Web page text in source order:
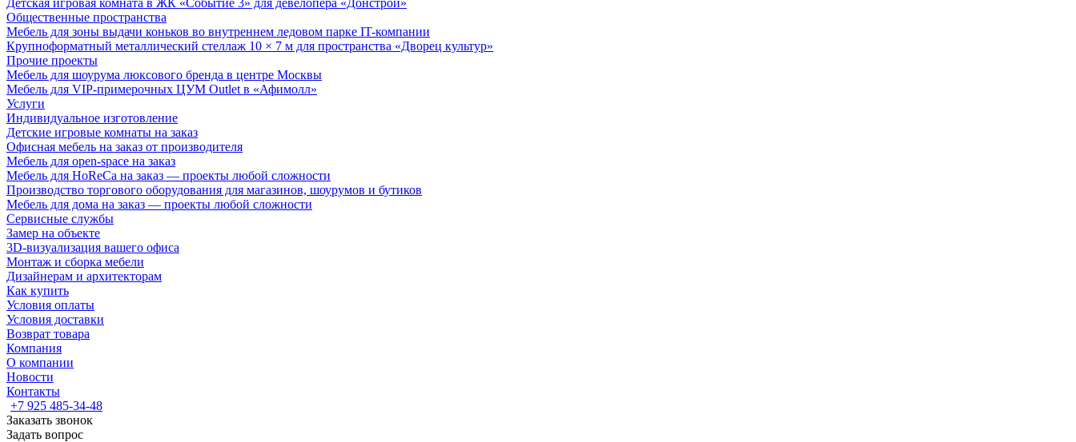
Детская игровая комната в ЖК «Событие 3» для девелопера «Донстрой»
Общественные пространства
Мебель для зоны выдачи коньков во внутреннем ледовом парке IT-компании
Крупноформатный металлический стеллаж 10 × 7 м для пространства «Дворец культур»
Прочие проекты
Мебель для шоурума люксового бренда в центре Москвы
Мебель для VIP-примерочных ЦУМ Outlet в «Афимолл»
Услуги
Индивидуальное изготовление
Детские игровые комнаты на заказ
Офисная мебель на заказ от производителя
Мебель для open-space на заказ
Мебель для HoReCa на заказ — проекты любой сложности
Производство торгового оборудования для магазинов, шоурумов и бутиков
Мебель для дома на заказ — проекты любой сложности
Сервисные службы
Замер на объекте
3D-визуализация вашего офиса
Монтаж и сборка мебели
Дизайнерам и архитекторам
Как купить
Условия оплаты
Условия доставки
Возврат товара
Компания
О компании
Новости
Контакты
+7 925 485-34-48
Заказать звонок
Задать вопрос